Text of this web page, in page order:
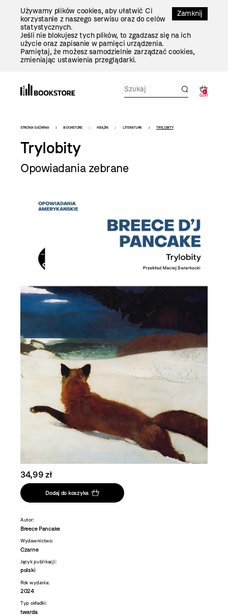
Zamknij
Używamy plików cookies, aby ułatwić Ci
korzystanie z naszego serwisu oraz do celów
statystycznych.
Jeśli nie blokujesz tych plików, to zgadzasz się na ich
użycie oraz zapisanie w pamięci urządzenia.
Pamiętaj, że możesz samodzielnie zarządzać cookies,
zmieniając ustawienia przeglądarki.
0
0,00
Bookstore
-
szablon
szczegóły
STRONA GŁÓWNA BOOKSTORE KSIĄŻKI LITERATURA TRYLOBITY
Trylobity
Opowiadania zebrane
34,99 zł
Dodaj do koszyka
Autor:
Breece Pancake
Wydawnictwo:
Czarne
Język publikacji:
polski
Rok wydania:
2024
Typ okładki:
twarda